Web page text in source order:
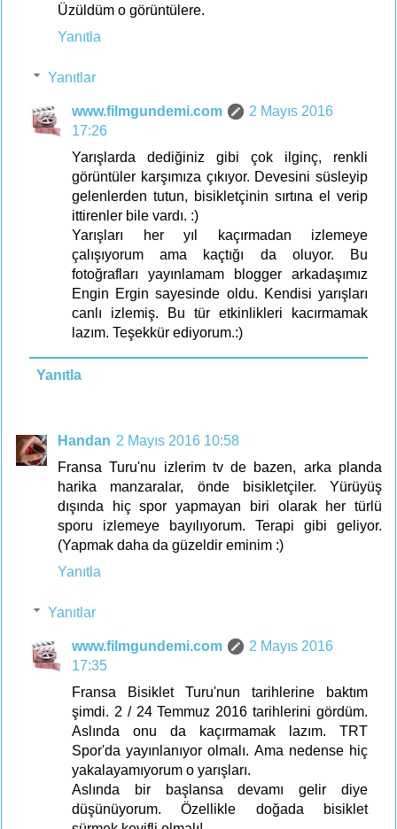
Üzüldüm o görüntülere.
Yanıtla
Yanıtlar
www.filmgundemi.com
2 Mayıs 2016
17:26
Yarışlarda dediğiniz gibi çok ilginç, renkli
görüntüler karşımıza çıkıyor. Devesini süsleyip
gelenlerden tutun, bisikletçinin sırtına el verip
ittirenler bile vardı. :)
Yarışları her yıl kaçırmadan izlemeye
çalışıyorum ama kaçtığı da oluyor. Bu
fotoğrafları yayınlamam blogger arkadaşımız
Engin Ergin sayesinde oldu. Kendisi yarışları
canlı izlemiş. Bu tür etkinlikleri kacırmamak
lazım. Teşekkür ediyorum.:)
Yanıtla
Handan 2 Mayıs 2016 10:58
Fransa Turu'nu izlerim tv de bazen, arka planda
harika manzaralar, önde bisikletçiler. Yürüyüş
dışında hiç spor yapmayan biri olarak her türlü
sporu izlemeye bayılıyorum. Terapi gibi geliyor.
(Yapmak daha da güzeldir eminim :)
Yanıtla
Yanıtlar
www.filmgundemi.com
2 Mayıs 2016
17:35
Fransa Bisiklet Turu'nun tarihlerine baktım
şimdi. 2 / 24 Temmuz 2016 tarihlerini gördüm.
Aslında onu da kaçırmamak lazım. TRT
Spor'da yayınlanıyor olmalı. Ama nedense hiç
yakalayamıyorum o yarışları.
Aslında bir başlansa devamı gelir diye
düşünüyorum. Özellikle doğada bisiklet